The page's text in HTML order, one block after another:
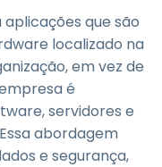
que são
localizado na
em vez de
é
servidores e
abordagem
e segurança,